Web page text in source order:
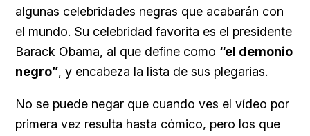
algunas celebridades negras que acabarán con
el mundo. Su celebridad favorita es el presidente
Barack Obama, al que define como “el demonio
negro”, y encabeza la lista de sus plegarias.
No se puede negar que cuando ves el vídeo por
primera vez resulta hasta cómico, pero los que